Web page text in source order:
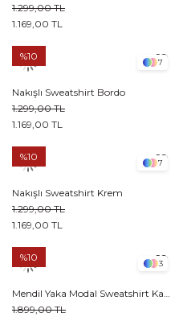
1.169,00 TL
1.299,00 TL
7
Nakışlı Sweatshirt Bordo
1.169,00 TL
1.299,00 TL
%10
7
Nakışlı Sweatshirt Krem
1.169,00 TL
1.299,00 TL
%10
3
1.899,00 TL
%10